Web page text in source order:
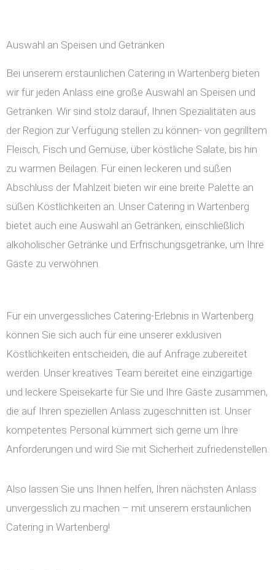
Auswahl an Speisen und Getränken
Bei unserem erstaunlichen Catering in Wartenberg bieten
wir für jeden Anlass eine große Auswahl an Speisen und
Getränken. Wir sind stolz darauf, Ihnen Spezialitäten aus
der Region zur Verfügung stellen zu können- von gegrilltem
Fleisch, Fisch und Gemüse, über köstliche Salate, bis hin
zu warmen Beilagen. Für einen leckeren und süßen
Abschluss der Mahlzeit bieten wir eine breite Palette an
süßen Köstlichkeiten an. Unser Catering in Wartenberg
bietet auch eine Auswahl an Getränken, einschließlich
alkoholischer Getränke und Erfrischungsgetränke, um Ihre
Gäste zu verwöhnen.
Für ein unvergessliches Catering-Erlebnis in Wartenberg
können Sie sich auch für eine unserer exklusiven
Köstlichkeiten entscheiden, die auf Anfrage zubereitet
werden. Unser kreatives Team bereitet eine einzigartige
und leckere Speisekarte für Sie und Ihre Gäste zusammen,
die auf Ihren speziellen Anlass zugeschnitten ist. Unser
kompetentes Personal kümmert sich gerne um Ihre
Anforderungen und wird Sie mit Sicherheit zufriedenstellen.
Also lassen Sie uns Ihnen helfen, Ihren nächsten Anlass
unvergesslich zu machen – mit unserem erstaunlichen
Catering in Wartenberg!